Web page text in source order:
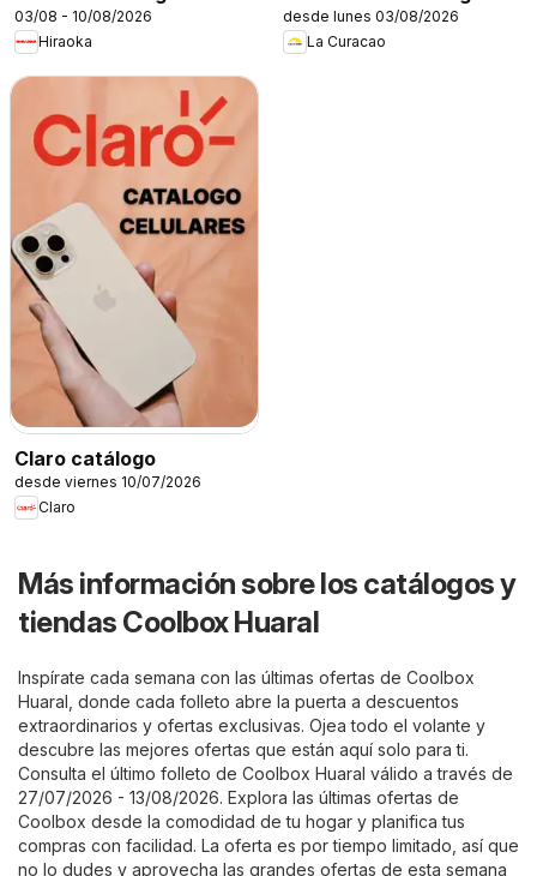
03/08 - 10/08/2026
Hiraoka
desde lunes 03/08/2026
La Curacao
Claro catálogo
desde viernes 10/07/2026
Claro
Más información sobre los catálogos y
tiendas Coolbox Huaral
Inspírate cada semana con las últimas ofertas de Coolbox
Huaral, donde cada folleto abre la puerta a descuentos
extraordinarios y ofertas exclusivas. Ojea todo el volante y
descubre las mejores ofertas que están aquí solo para ti.
Consulta el último folleto de Coolbox Huaral válido a través de
27/07/2026 - 13/08/2026. Explora las últimas ofertas de
Coolbox desde la comodidad de tu hogar y planifica tus
compras con facilidad. La oferta es por tiempo limitado, así que
no lo dudes y aprovecha las grandes ofertas de esta semana